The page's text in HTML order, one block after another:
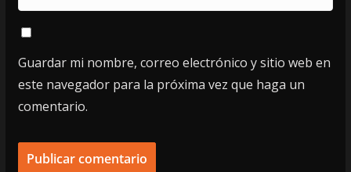
Guardar mi nombre, correo electrónico y sitio web en
este navegador para la próxima vez que haga un
comentario.